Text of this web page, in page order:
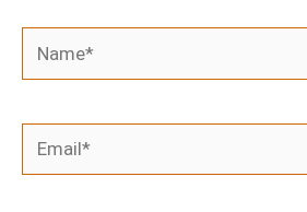
Name*
Email*